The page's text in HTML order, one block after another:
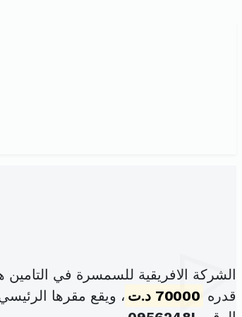
الشركة الافريقية للسمسرة في
قدره 70000 د.ت ، ويقع مقرها الرئيسي في عمارة